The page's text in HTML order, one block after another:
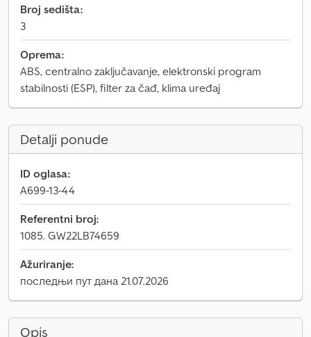
Broj sedišta:
3
Oprema:
ABS, centralno zaključavanje, elektronski program
stabilnosti (ESP), filter za čađ, klima uređaj
Detalji ponude
ID oglasa:
A699-13-44
Referentni broj:
1085. GW22LB74659
Ažuriranje:
последњи пут дана 21.07.2026
Opis